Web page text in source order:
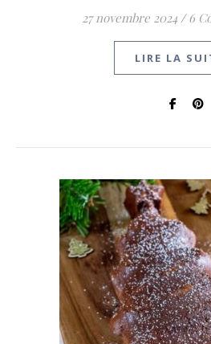
27 novembre 2024 / 6
LIRE LA